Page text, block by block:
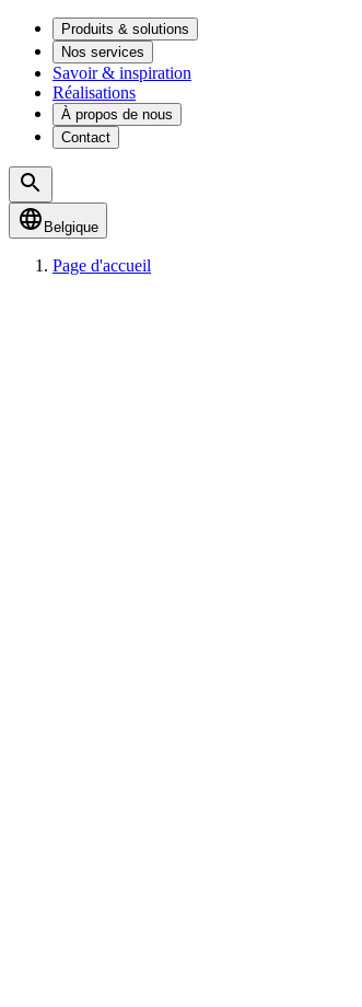
Produits & solutions
Nos services
Savoir & inspiration
Réalisations
À propos de nous
Contact
Belgique
Page d'accueil